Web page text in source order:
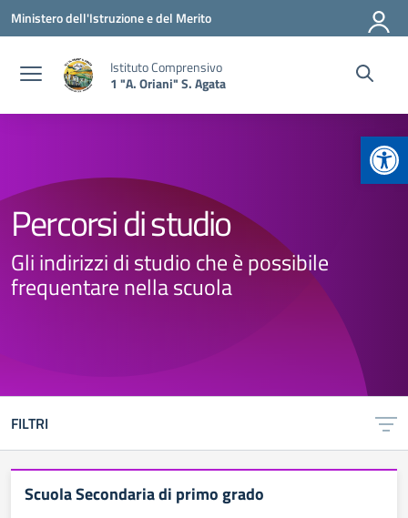
Vai ai contenuti
Vai al menu di navigazione
Vai al footer
Ministero dell'Istruzione e del Merito
Istituto Comprensivo
1 "A. Oriani" S. Agata
Percorsi di studio
Gli indirizzi di studio che è possibile
frequentare nella scuola
FILTRI
Scuola Secondaria di primo grado